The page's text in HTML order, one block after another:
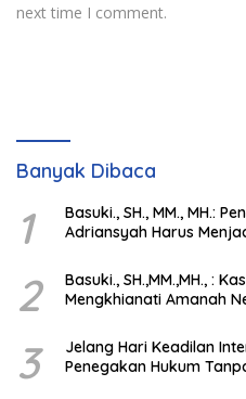
next time I comment.
Banyak Dibaca
1
Basuki., SH., MM., MH.:
Adriansyah Harus
2
Basuki., SH.,MM.,MH., :
Mengkhianati Amanah
3
Jelang Hari Keadilan
Penegakan Hukum